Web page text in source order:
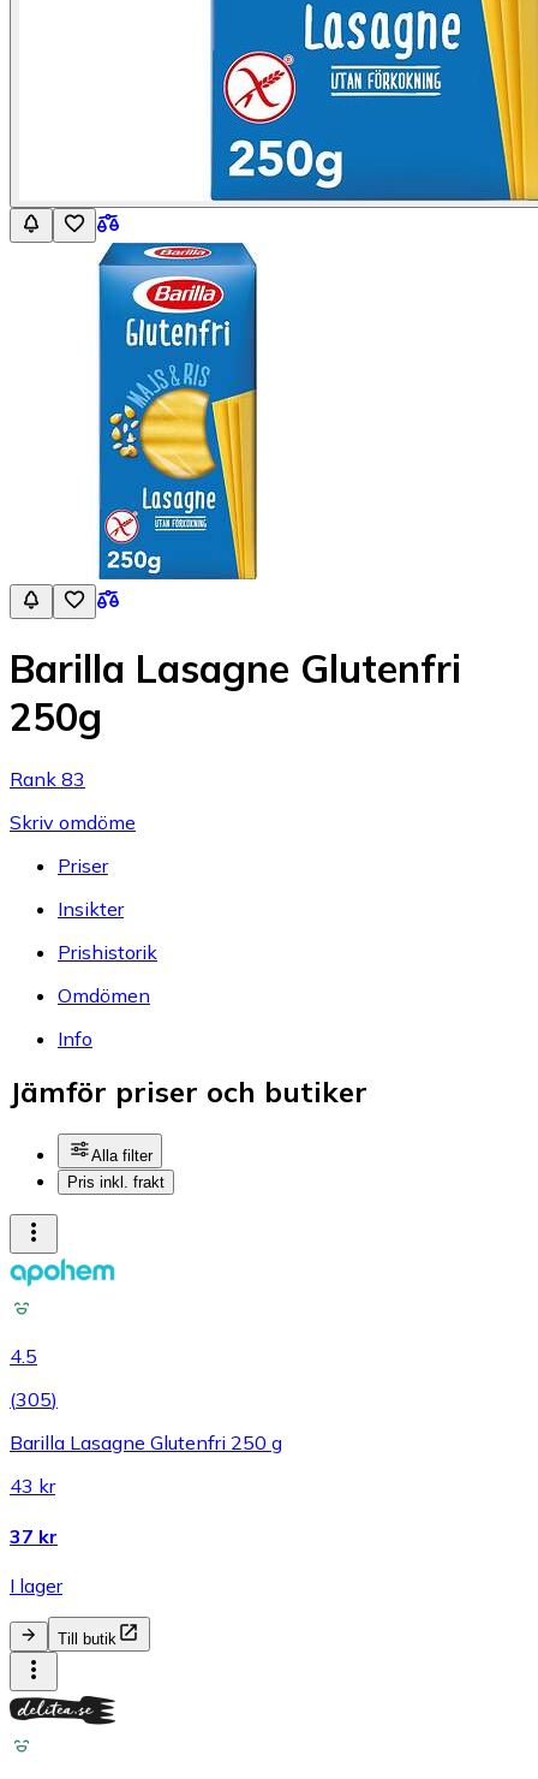
Barilla Lasagne Glutenfri
250g
Rank 83
Skriv omdöme
Priser
Insikter
Prishistorik
Omdömen
Info
Jämför priser och butiker
Alla filter
Pris inkl. frakt
4.5
(305)
Barilla Lasagne Glutenfri 250 g
43 kr
37 kr
I lager
Till butik